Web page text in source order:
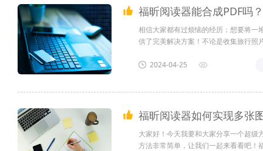
福昕阅读器能合成PDF吗
相信大家都有过烦恼的经历：想要将一
供了完美解决方案！不论是收集旅行照
的文档管理更加高效，工作生活更加轻
2024-04-25
大家好！今天我要和大家分享一个超
方法非常简单，让我们一起来看看吧！